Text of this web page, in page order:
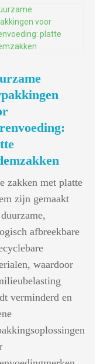
zakken met platte
zijn gemaakt
afbreekbare
waardoor
verminderd en